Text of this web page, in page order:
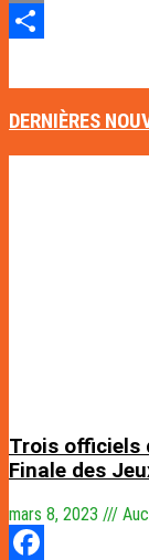
Email
DERNIÈRES
Trois officiels
Finale des
mars 8, 2023